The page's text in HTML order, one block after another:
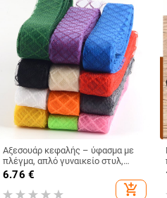
Αξεσουάρ κεφαλής – ύφασμα με
πλέγμα, απλό γυναικείο στυλ,
δυνατότητα προσαρμογής, Άνοιξη
2023
6.76 €
add_shopping_cart